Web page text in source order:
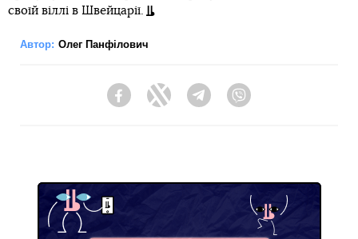
своїй віллі в Швейцарії.
Автор: Олег Панфілович
FacebookTwitter Telegram